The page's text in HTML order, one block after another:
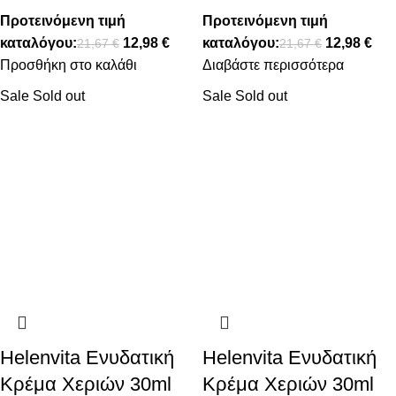
Προτεινόμενη τιμή
καταλόγου:21,67€ 12,98 €
Προσθήκη στο καλάθι
Προτεινόμενη τιμή
καταλόγου:21,67€ 12,98 €
Διαβάστε περισσότερα
Sale Sold out
Helenvita Ενυδατική
Κρέμα Χεριών 30ml
Sale Sold out
Helenvita Ενυδατική
Κρέμα Χεριών 30ml